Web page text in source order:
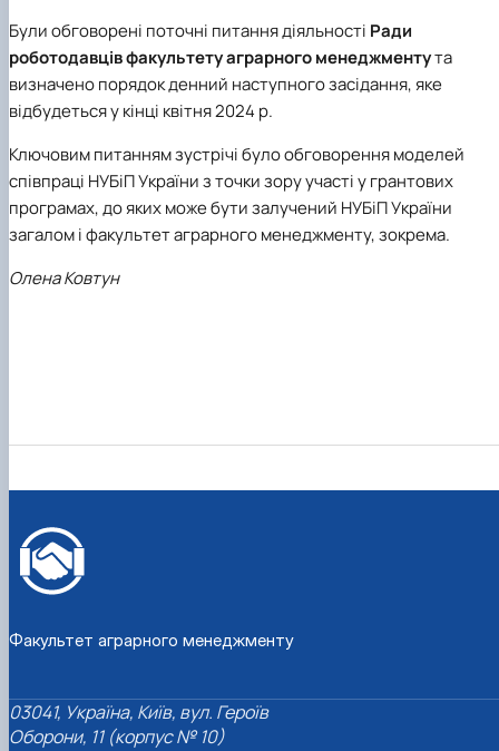
Були обговорені поточні питання діяльності Ради
роботодавців факультету аграрного менеджментута
визначено порядок денний наступного засідання, яке
відбудеться у кінці квітня 2024 р.
Ключовим питанням зустрічі було обговорення моделей
співпраці НУБіП України з точки зору участі у грантових
програмах, до яких може бути залучений НУБіП України
загалом і факультет аграрного менеджменту, зокрема.
Олена Ковтун
Факультет аграрного менеджменту
03041, Україна, Київ, вул. Героїв
Оборони, 11 (корпус № 10)